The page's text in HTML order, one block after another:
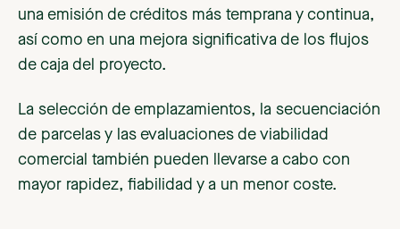
una emisión de créditos más temprana y continua,
así como en una mejora significativa de los flujos
de caja del proyecto.
La selección de emplazamientos, la secuenciación
de parcelas y las evaluaciones de viabilidad
comercial también pueden llevarse a cabo con
mayor rapidez, fiabilidad y a un menor coste.